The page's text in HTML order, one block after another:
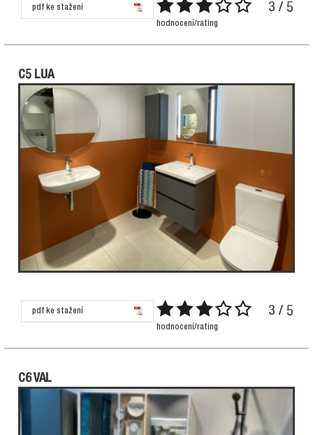
pdf ke stažení 3 / 5
hodnocení/rating
C5 LUA
pdf ke stažení 3 / 5
hodnocení/rating
C6 VAL